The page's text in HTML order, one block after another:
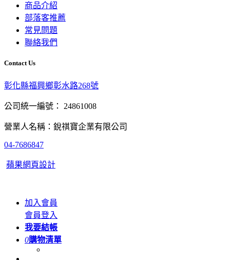
商品介紹
部落客推薦
常見問題
聯絡我們
Contact Us
彰化縣福興鄉彰水路268號
公司統一編號： 24861008
營業人名稱：銳祺寶企業有限公司
04-7686847
蘋果網頁設計
加入會員
會員登入
我要結帳
0購物清單